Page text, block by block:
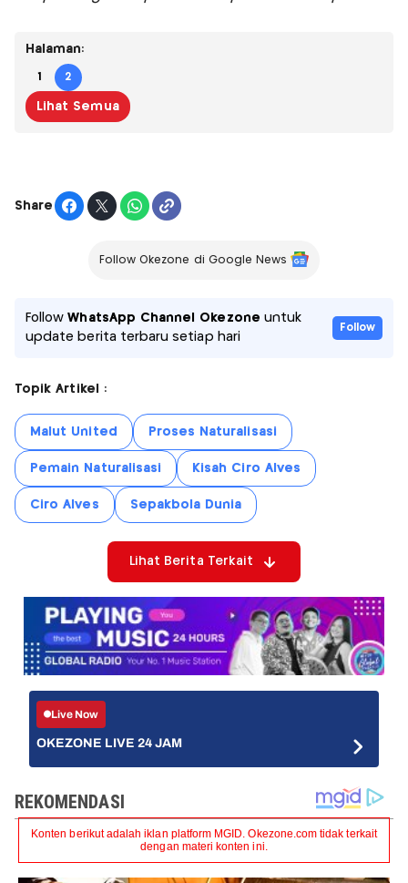
Halaman:
1 2
Lihat Semua
Share
Follow Okezone di Google News
FollowWhatsApp Channel Okezone untuk
update berita terbaru setiap hari
Follow
Topik Artikel :
Malut United Proses Naturalisasi
Pemain Naturalisasi Kisah Ciro Alves
Ciro Alves Sepakbola Dunia
Lihat Berita Terkait
Live Now
OKEZONE LIVE 24 JAM